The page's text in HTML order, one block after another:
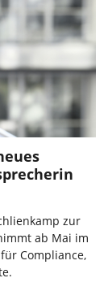
zur
ab Mai im
Compliance,